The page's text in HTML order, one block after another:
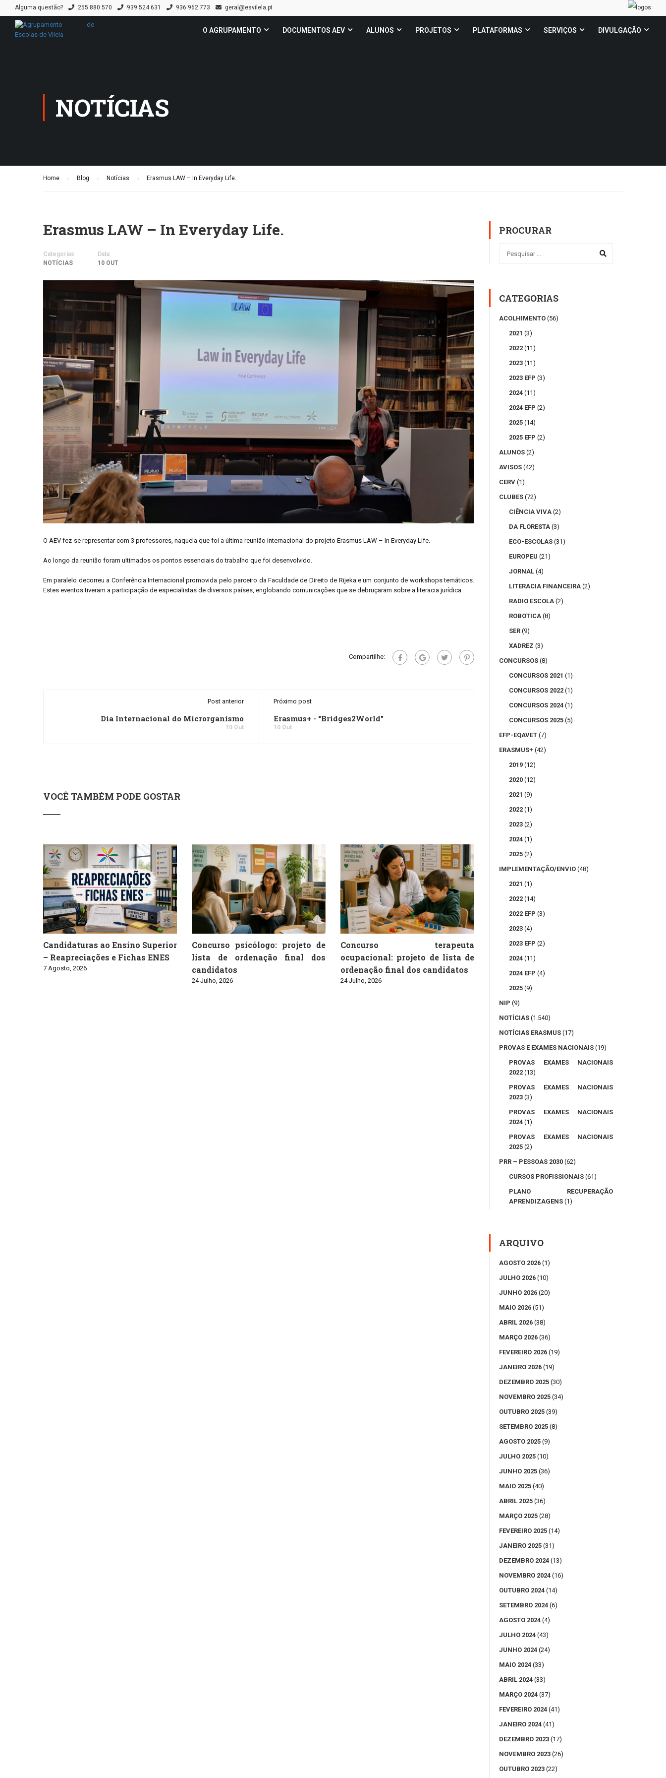
Alguma questão? 255 880 570 939 524 631 936 962 773 geral@esvilela.pt
O AGRUPAMENTO DOCUMENTOS AEV ALUNOS PROJETOS PLATAFORMAS SERVIÇOS DIVULGAÇÃO
NOTÍCIAS
Home Blog Notícias Erasmus LAW – In Everyday Life.
Erasmus LAW – In Everyday Life.
Categorias
NOTÍCIAS
Data
10 OUT
O AEV fez-se representar com 3 professores, naquela que foi a última reunião internacional do projeto Erasmus LAW – In Everyday Life.
Ao longo da reunião foram ultimados os pontos essenciais do trabalho que foi desenvolvido.
Em paralelo decorreu a Conferência Internacional promovida pelo parceiro da Faculdade de Direito de Rijeka e um conjunto de workshops temáticos.
Estes eventos tiveram a participação de especialistas de diversos países, englobando comunicações que se debruçaram sobre a literacia jurídica.
Compartilhe:
Post anterior
Dia Internacional do Microrganismo
10 Out
Próximo post
Erasmus+ - “Bridges2World"
10 Out
VOCÊ TAMBÉM PODE GOSTAR
Candidaturas ao Ensino Superior
– Reapreciações e Fichas ENES
7 Agosto, 2026
Concurso psicólogo: projeto de
lista de ordenação final dos
candidatos
24 Julho, 2026
Concurso terapeuta
ocupacional: projeto de lista de
ordenação final dos candidatos
24 Julho, 2026
PROCURAR
CATEGORIAS
ACOLHIMENTO (56)
2021 (3)
2022 (11)
2023 (11)
2023 EFP (3)
2024 (11)
2024 EFP (2)
2025 (14)
2025 EFP (2)
ALUNOS (2)
AVISOS (42)
CERV (1)
CLUBES (72)
CIÊNCIA VIVA (2)
DA FLORESTA (3)
ECO-ESCOLAS (31)
EUROPEU (21)
JORNAL (4)
LITERACIA FINANCEIRA (2)
RADIO ESCOLA (2)
ROBOTICA (8)
SER (9)
XADREZ (3)
CONCURSOS (8)
CONCURSOS 2021 (1)
CONCURSOS 2022 (1)
CONCURSOS 2024 (1)
CONCURSOS 2025 (5)
EFP-EQAVET (7)
ERASMUS+ (42)
2019 (12)
2020 (12)
2021 (9)
2022 (1)
2023 (2)
2024 (1)
2025 (2)
IMPLEMENTAÇÃO/ENVIO (48)
2021 (1)
2022 (14)
2022 EFP (3)
2023 (4)
2023 EFP (2)
2024 (11)
2024 EFP (4)
2025 (9)
NIP (9)
NOTÍCIAS (1.540)
NOTÍCIAS ERASMUS (17)
PROVAS E EXAMES NACIONAIS (19)
PROVAS EXAMES NACIONAIS
2022 (13)
PROVAS EXAMES NACIONAIS
2023 (3)
PROVAS EXAMES NACIONAIS
2024 (1)
PROVAS EXAMES NACIONAIS
2025 (2)
PRR – PESSOAS 2030 (62)
CURSOS PROFISSIONAIS (61)
PLANO RECUPERAÇÃO
APRENDIZAGENS (1)
ARQUIVO
AGOSTO 2026 (1)
JULHO 2026 (10)
JUNHO 2026 (20)
MAIO 2026 (51)
ABRIL 2026 (38)
MARÇO 2026 (36)
FEVEREIRO 2026 (19)
JANEIRO 2026 (19)
DEZEMBRO 2025 (30)
NOVEMBRO 2025 (34)
OUTUBRO 2025 (39)
SETEMBRO 2025 (8)
AGOSTO 2025 (9)
JULHO 2025 (10)
JUNHO 2025 (36)
MAIO 2025 (40)
ABRIL 2025 (36)
MARÇO 2025 (28)
FEVEREIRO 2025 (14)
JANEIRO 2025 (31)
DEZEMBRO 2024 (13)
NOVEMBRO 2024 (16)
OUTUBRO 2024 (14)
SETEMBRO 2024 (6)
AGOSTO 2024 (4)
JULHO 2024 (43)
JUNHO 2024 (24)
MAIO 2024 (33)
ABRIL 2024 (33)
MARÇO 2024 (37)
FEVEREIRO 2024 (41)
JANEIRO 2024 (41)
DEZEMBRO 2023 (17)
NOVEMBRO 2023 (26)
OUTUBRO 2023 (22)